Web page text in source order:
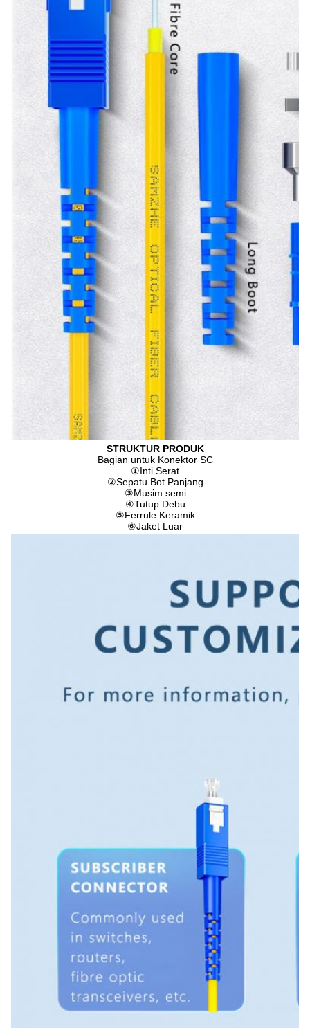
STRUKTUR PRODUK
Bagian untuk Konektor SC
①Inti Serat
②Sepatu Bot Panjang
③Musim semi
④Tutup Debu
⑤Ferrule Keramik
⑥Jaket Luar